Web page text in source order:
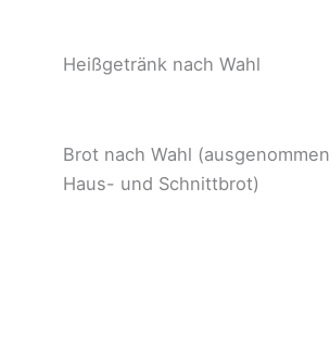
Heißgetränk nach Wahl
Brot nach Wahl (ausgenommen
Haus- und Schnittbrot)